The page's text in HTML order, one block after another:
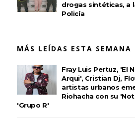
drogas sintéticas, a
Policía
MÁS LEÍDAS ESTA SEMANA
Fray Luis Pertuz, 'El
Arqui', Cristian Dj,
artistas urbanos
Riohacha con su
'Grupo R'